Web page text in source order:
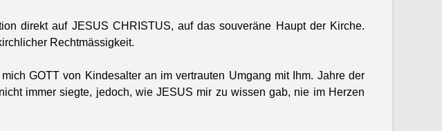
direkt auf JESUS CHRISTUS, auf das sou­veräne Haupt der Kirche.
Recht­mäs­sigkeit.
GOTT von Kinde­salter an im ver­traut­en Umgang mit Ihm. Jahre der
immer siegte, jedoch, wie JESUS mir zu wis­sen gab, nie im Herzen